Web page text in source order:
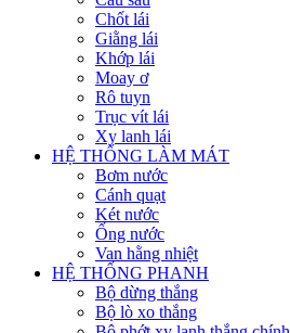
Chốt lái
Giằng lái
Khớp lái
Moay ơ
Rô tuyn
Trục vít lái
Xy lanh lái
HỆ THỐNG LÀM MÁT
Bơm nước
Cánh quạt
Két nước
Ống nước
Van hằng nhiệt
HỆ THỐNG PHANH
Bộ dừng thắng
Bộ lò xo thắng